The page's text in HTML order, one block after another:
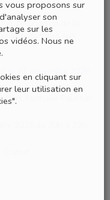
déclinaison de la
spécifique aux
le 27 novembre 2026
Nathalie Paucton
vous proposons sur
son
sur les
vidéos. Nous ne
en cliquant sur
leur utilisation en